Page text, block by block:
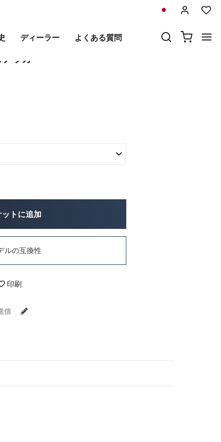
ディーラー よくある質問
34L) の ATLAS バッグ用
ッカー
トに追加
ルの互換性
印刷
信